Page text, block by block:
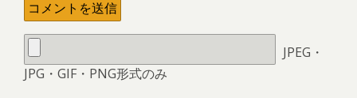
JPEG・
JPG・GIF・PNG形式のみ